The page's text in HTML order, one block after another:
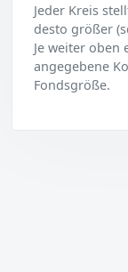
Jeder Kreis
desto größer
Je weiter oben
angegebene
Fondsgröße.